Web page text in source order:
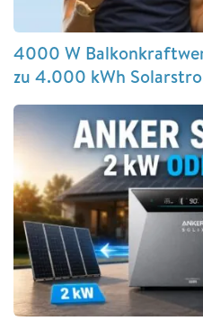
4000 W
zu 4.000 kWh